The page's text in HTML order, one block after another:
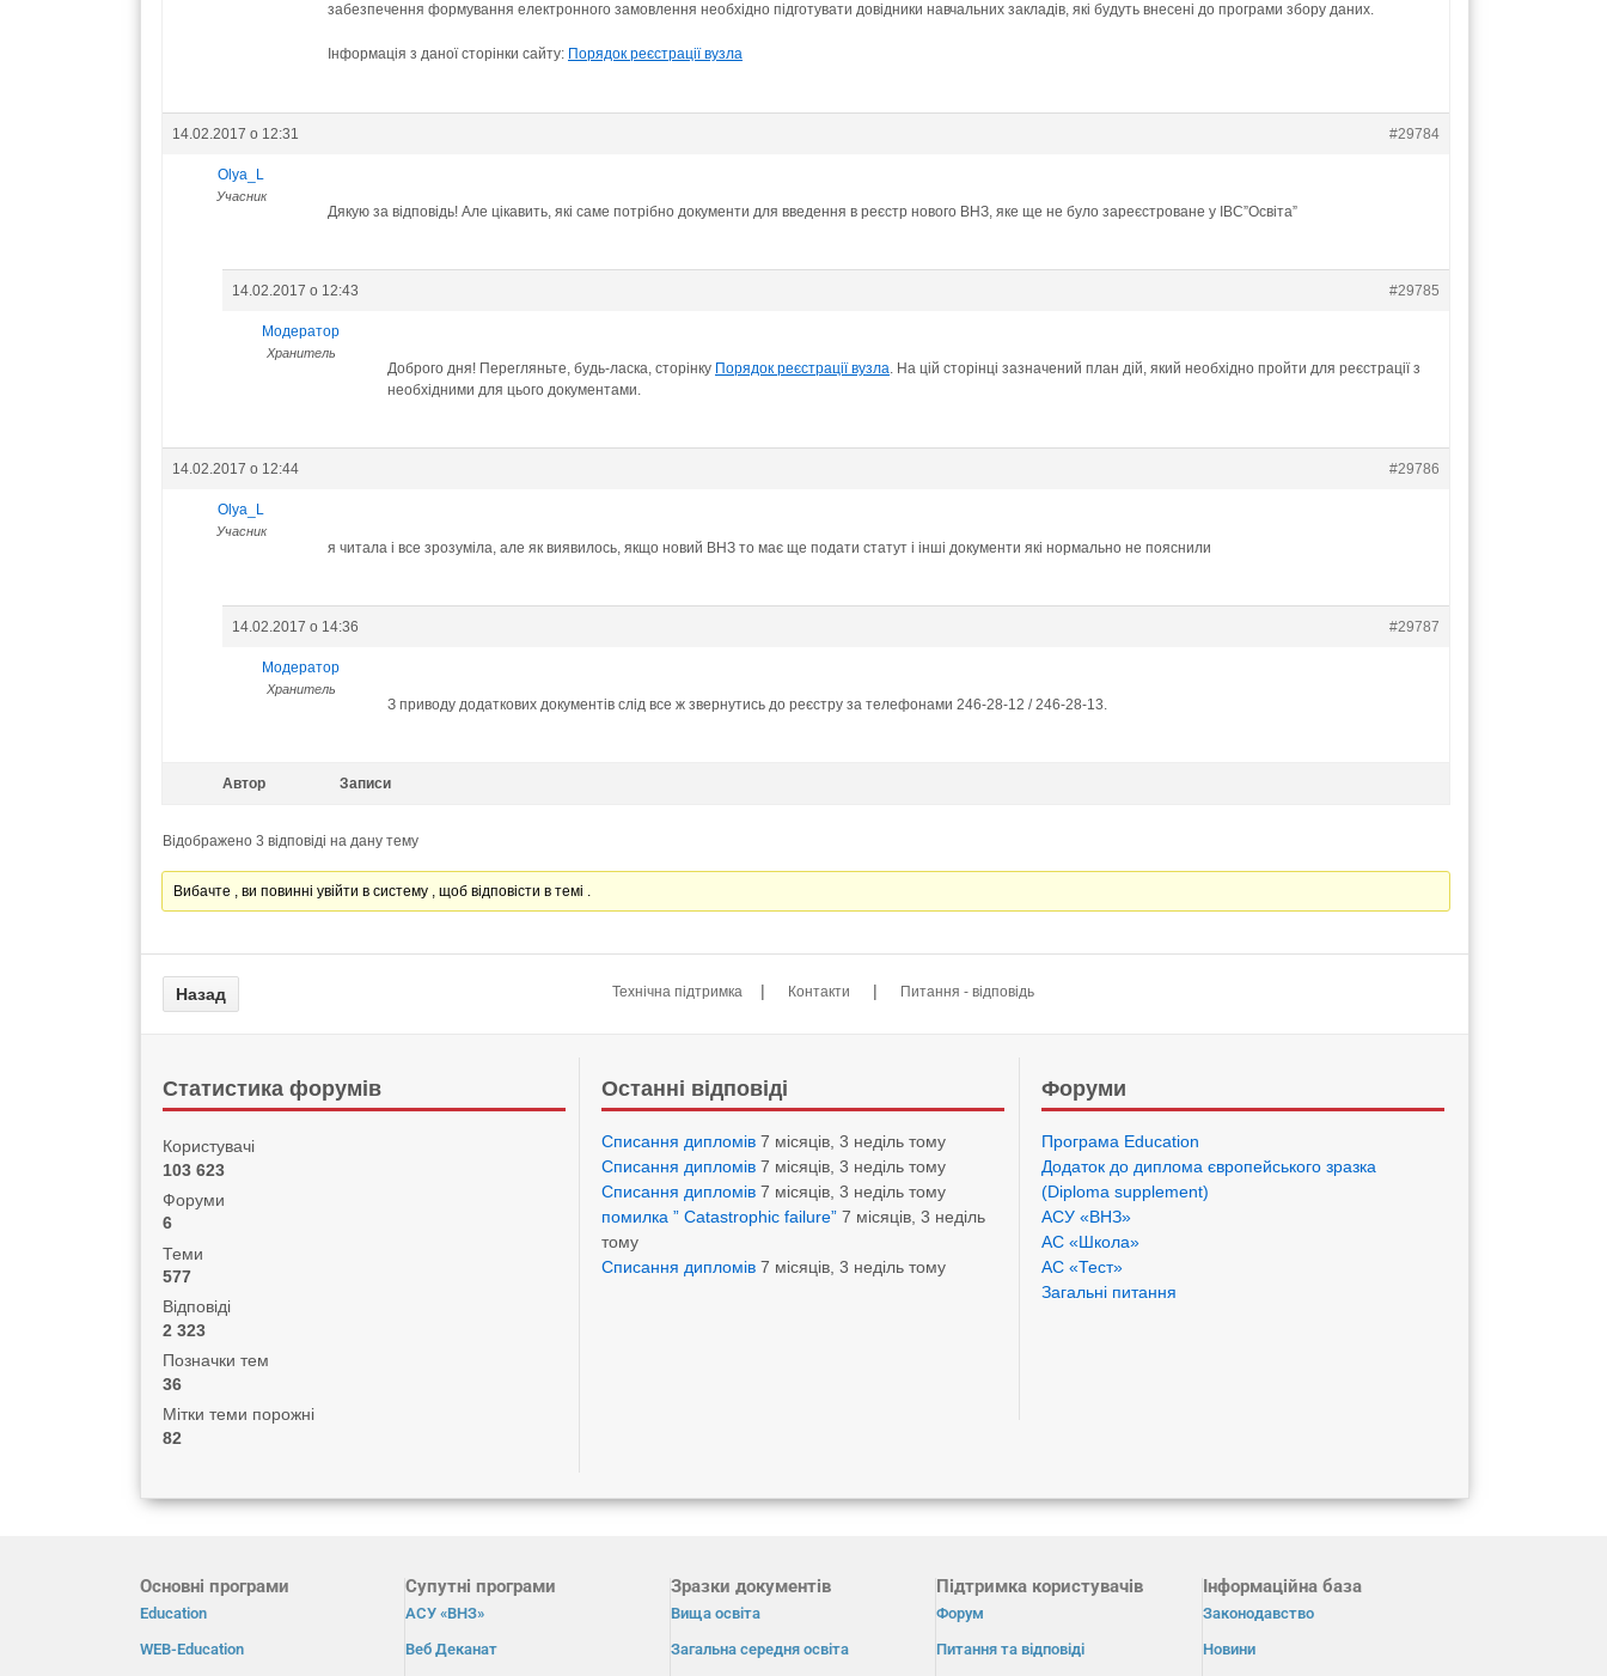
забезпечення формування електронного замовлення необхідно підготувати довідники навчальних закладів, які будуть внесені до програми збору даних.
Інформація з даної сторінки сайту: Порядок реєстрації вузла
14.02.2017 о 12:31 #29784
Olya_L
Учасник
Дякую за відповідь! Але цікавить, які саме потрібно документи для введення в реєстр нового ВНЗ, яке ще не було зареєстроване у ІВС”Освіта”
14.02.2017 о 12:43 #29785
Модератор
Хранитель
Доброго дня! Перегляньте, будь-ласка, сторінку Порядок реєстрації вузла. На цій сторінці зазначений план дій, який необхідно пройти для реєстрації з
необхідними для цього документами.
14.02.2017 о 12:44 #29786
Olya_L
Учасник
я читала і все зрозуміла, але як виявилось, якщо новий ВНЗ то має ще подати статут і інші документи які нормально не пояснили
14.02.2017 о 14:36 #29787
Модератор
Хранитель
З приводу додаткових документів слід все ж звернутись до реєстру за телефонами 246-28-12 / 246-28-13.
Автор Записи
Відображено 3 відповіді на дану тему
Вибачте , ви повинні увійти в систему , щоб відповісти в темі .
Технічна підтримка | Контакти | Питання - відповідь
Статистика форумів
Користувачі
103 623
Форуми
6
Теми
577
Відповіді
2 323
Позначки тем
36
Мітки теми порожні
82
Останні відповіді
Списання дипломів 7 місяців, 3 неділь тому
Списання дипломів 7 місяців, 3 неділь тому
Списання дипломів 7 місяців, 3 неділь тому
помилка ” Catastrophic failure” 7 місяців, 3 неділь
тому
Списання дипломів 7 місяців, 3 неділь тому
Форуми
Програма Eduсation
Додаток до диплома європейського зразка
(Diploma supplement)
АСУ «ВНЗ»
АС «Школа»
АС «Тест»
Загальні питання
Основні програми
Education
WEB-Education
Супутні програми
АСУ «ВНЗ»
Веб Деканат
Зразки документів
Вища освіта
Загальна середня освіта
Підтримка користувачів
Форум
Питання та відповіді
Інформаційна база
Законодавство
Новини